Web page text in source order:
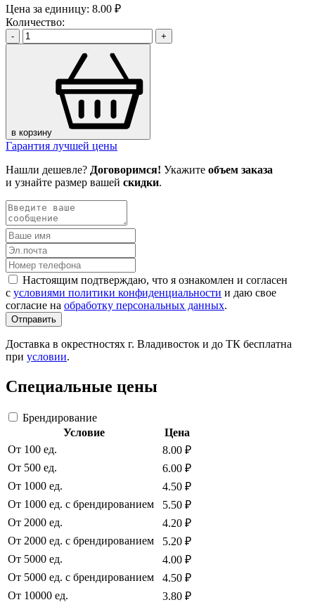
Цена за единицу: 8.00 ₽
Количество:
- +
в корзину
Гарантия лучшей цены
Нашли дешевле? Договоримся! Укажите объем заказа
и узнайте размер вашей скидки.
Настоящим подтверждаю, что я ознакомлен и согласен
с условиями политики конфиденциальности и даю свое
согласие на обработку персональных данных.
Отправить
Доставка в окрестностях г. Владивосток и до ТК бесплатна
при условии.
Специальные цены
Брендирование
Условие
Цена
От 100 ед.
8.00 ₽
От 500 ед.
6.00 ₽
От 1000 ед.
4.50 ₽
От 1000 ед. с брендированием
5.50 ₽
От 2000 ед.
4.20 ₽
От 2000 ед. с брендированием
5.20 ₽
От 5000 ед.
4.00 ₽
От 5000 ед. с брендированием
4.50 ₽
От 10000 ед.
3.80 ₽